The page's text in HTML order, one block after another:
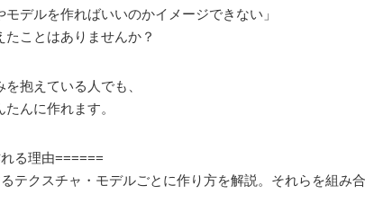
モデルを作ればいいのかイメージできない」
たことはありませんか？
抱えている人でも、
んに作れます。
る理由======
テクスチャ・モデルごとに作り方を解説。それらを組み